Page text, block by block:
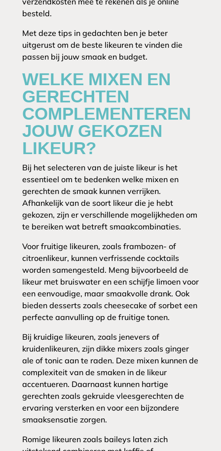
besteld.
Met deze tips in gedachten ben je beter
uitgerust om de beste likeuren te vinden die
passen bij jouw smaak en budget.
WELKE MIXEN EN
GERECHTEN
COMPLEMENTEREN
JOUW GEKOZEN
LIKEUR?
Bij het selecteren van de juiste likeur is het
essentieel om te bedenken welke mixen en
gerechten de smaak kunnen verrijken.
Afhankelijk van de soort likeur die je hebt
gekozen, zijn er verschillende mogelijkheden om
te bereiken wat betreft smaakcombinaties.
Voor fruitige likeuren, zoals frambozen- of
citroenlikeur, kunnen verfrissende cocktails
worden samengesteld. Meng bijvoorbeeld de
likeur met bruiswater en een schijfje limoen voor
een eenvoudige, maar smaakvolle drank. Ook
bieden desserts zoals cheesecake of sorbet een
perfecte aanvulling op de fruitige tonen.
Bij kruidige likeuren, zoals jenevers of
kruidenlikeuren, zijn dikke mixers zoals ginger
ale of tonic aan te raden. Deze mixen kunnen de
complexiteit van de smaken in de likeur
accentueren. Daarnaast kunnen hartige
gerechten zoals gekruide vleesgerechten de
ervaring versterken en voor een bijzondere
smaaksensatie zorgen.
Romige likeuren zoals baileys laten zich